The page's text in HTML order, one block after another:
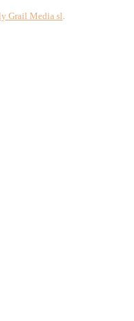
Grail Media sl